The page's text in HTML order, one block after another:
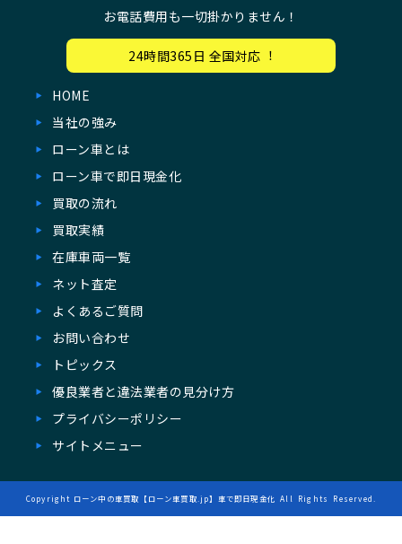
お電話費用も一切掛かりません！
24時間365⽇ 全国対応︕
HOME
当社の強み
ローン車とは
ローン⾞で即⽇現⾦化
買取の流れ
買取実績
在庫⾞両一覧
ネット査定
よくあるご質問
お問い合わせ
トピックス
優良業者と違法業者の見分け方
プライバシーポリシー
サイトメニュー
Copyright ローン中の車買取【ローン車買取.jp】車で即日現金化 All Rights Reserved.